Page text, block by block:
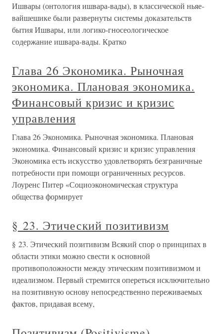
Ишвары (онтология ишвара-вады), в классической ньяе-
вайшешике были развернуты системы доказательств
бытия Ишвары, или логико-гносеологическое
содержание ишвара-вады. Кратко
Глава 26 Экономика. Рыночная
экономика. Плановая экономика.
Финансовый кризис и кризис
управления
Глава 26 Экономика. Рыночная экономика. Плановая
экономика. Финансовый кризис и кризис управления
Экономика есть искусство удовлетворять безграничные
потребности при помощи ограниченных ресурсов.
Лоуренс Питер «Социоэкономическая структура
общества формирует
§ 23. Этический позитивизм
§ 23. Этический позитивизм Всякий спор о принципах в
области этики можно свести к основной
противоположности между этическим позитивизмом и
идеализмом. Первый стремится опереться исключительно
на позитивную основу непосредственно переживаемых
фактов, придавая всему,